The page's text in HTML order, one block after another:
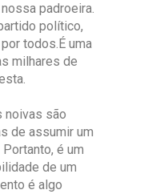
padroeira.
político,
todos.É uma
milhares de
noivas são
de assumir um
é um
de um
é algo